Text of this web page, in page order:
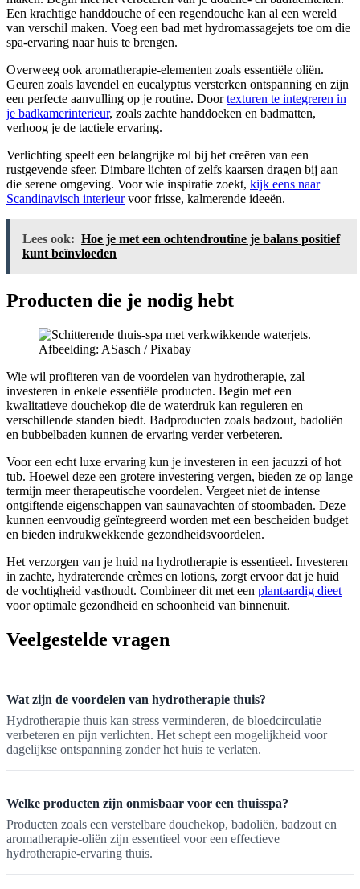
Een krachtige handdouche of een regendouche kan al een wereld
van verschil maken. Voeg een bad met hydromassagejets toe om die
spa-ervaring naar huis te brengen.
Overweeg ook aromatherapie-elementen zoals essentiële oliën.
Geuren zoals lavendel en eucalyptus versterken ontspanning en zijn
een perfecte aanvulling op je routine. Doortexturen te integreren in
je badkamerinterieur, zoals zachte handdoeken en badmatten,
verhoog je de tactiele ervaring.
Verlichting speelt een belangrijke rol bij het creëren van een
rustgevende sfeer. Dimbare lichten of zelfs kaarsen dragen bij aan
die serene omgeving. Voor wie inspiratie zoekt, kijk eens naar
Scandinavisch interieurvoor frisse, kalmerende ideeën.
Lees ook: Hoe je met een ochtendroutine je balans positief
kunt beïnvloeden
Producten die je nodig hebt
Afbeelding: ASasch / Pixabay
Wie wil profiteren van de voordelen van hydrotherapie, zal
investeren in enkele essentiële producten. Begin met een
kwalitatieve douchekop die de waterdruk kan reguleren en
verschillende standen biedt. Badproducten zoals badzout, badoliën
en bubbelbaden kunnen de ervaring verder verbeteren.
Voor een echt luxe ervaring kun je investeren in een jacuzzi of hot
tub. Hoewel deze een grotere investering vergen, bieden ze op lange
termijn meer therapeutische voordelen. Vergeet niet de intense
ontgiftende eigenschappen van saunavachten of stoombaden. Deze
kunnen eenvoudig geïntegreerd worden met een bescheiden budget
en bieden indrukwekkende gezondheidsvoordelen.
Het verzorgen van je huid na hydrotherapie is essentieel. Investeren
in zachte, hydraterende crèmes en lotions, zorgt ervoor dat je huid
de vochtigheid vasthoudt. Combineer dit met een plantaardig dieet
voor optimale gezondheid en schoonheid van binnenuit.
Veelgestelde vragen
Wat zijn de voordelen van hydrotherapie thuis?
Hydrotherapie thuis kan stress verminderen, de bloedcirculatie
verbeteren en pijn verlichten. Het schept een mogelijkheid voor
dagelijkse ontspanning zonder het huis te verlaten.
Welke producten zijn onmisbaar voor een thuisspa?
Producten zoals een verstelbare douchekop, badoliën, badzout en
aromatherapie-oliën zijn essentieel voor een effectieve
hydrotherapie-ervaring thuis.